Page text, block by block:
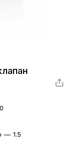
— 1.5